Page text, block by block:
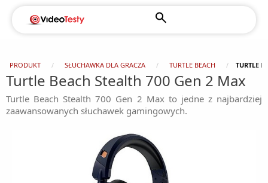
PRODUKT SŁUCHAWKA DLA GRACZA TURTLE BEACH TURTLE
Turtle Beach Stealth 700 Gen 2 Max
Turtle Beach Stealth 700 Gen 2 Max to jedne z najbardziej
zaawansowanych słuchawek gamingowych.